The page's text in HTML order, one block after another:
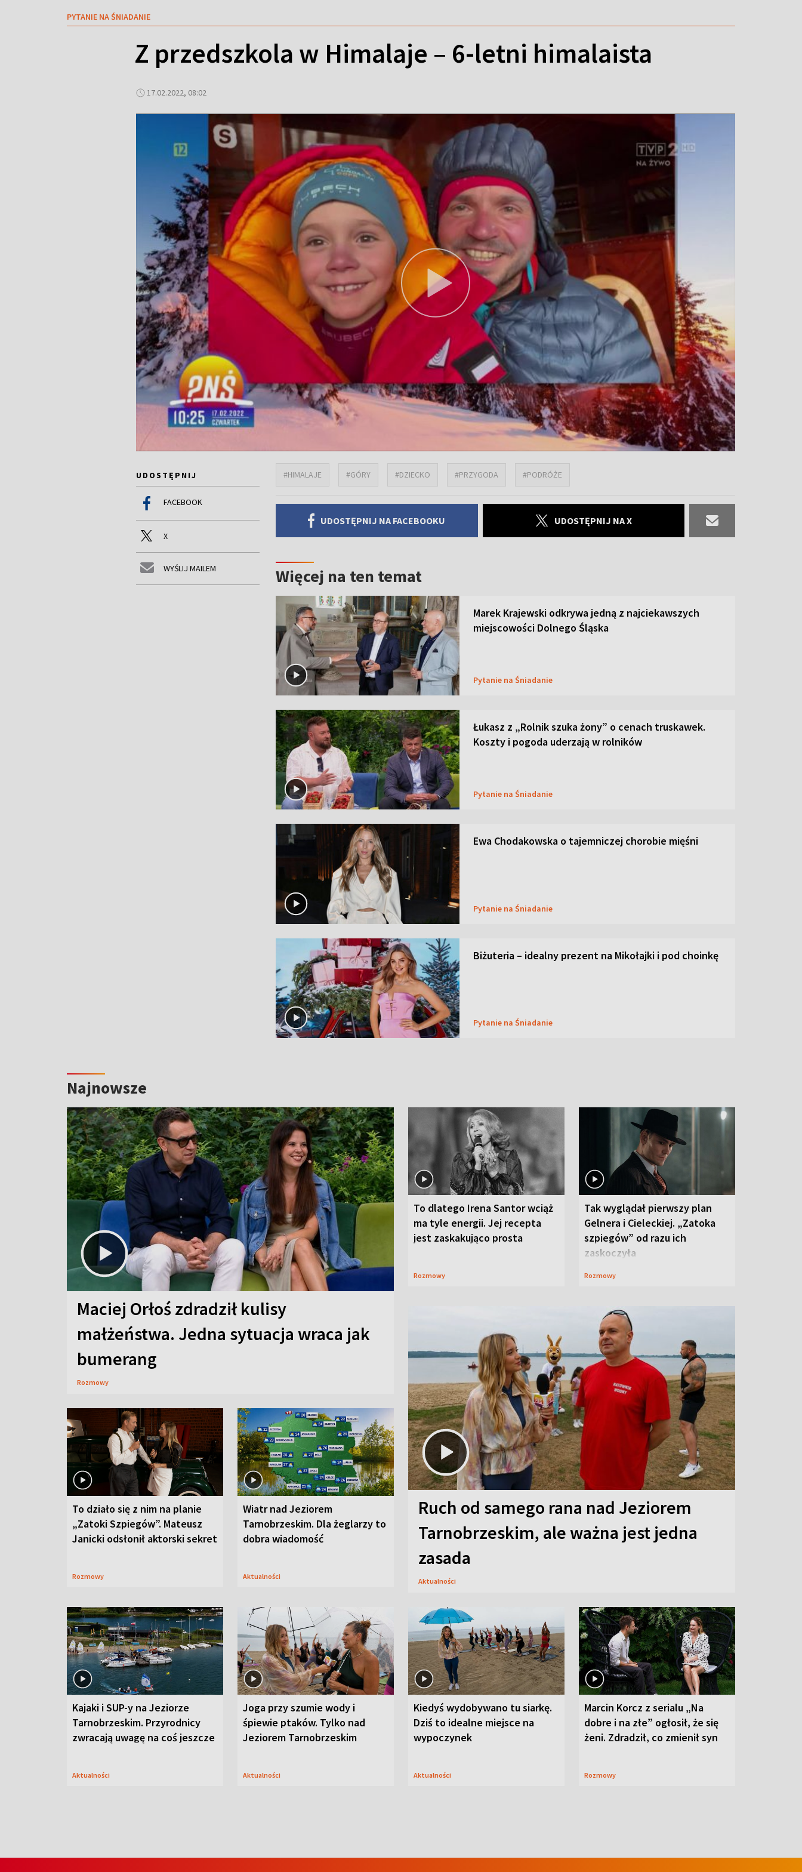
PYTANIE NA ŚNIADANIE
Z przedszkola w Himalaje – 6-letni himalaista
17.02.2022, 08:02
UDOSTĘPNIJ
FACEBOOK
X
WYŚLIJ MAILEM
#HIMALAJE #GÓRY #DZIECKO #PRZYGODA #PODRÓŻE
UDOSTĘPNIJ NA FACEBOOKU UDOSTĘPNIJ NA X
Więcej na ten temat
Marek Krajewski odkrywa jedną z najciekawszych
miejscowości Dolnego Śląska
Pytanie na Śniadanie
Łukasz z „Rolnik szuka żony” o cenach truskawek.
Koszty i pogoda uderzają w rolników
Pytanie na Śniadanie
Ewa Chodakowska o tajemniczej chorobie mięśni
Pytanie na Śniadanie
Biżuteria – idealny prezent na Mikołajki i pod choinkę
Pytanie na Śniadanie
Najnowsze
Maciej Orłoś zdradził kulisy
małżeństwa. Jedna sytuacja wraca jak
bumerang
Rozmowy
To dlatego Irena Santor wciąż
ma tyle energii. Jej recepta
jest zaskakująco prosta
Rozmowy
Tak wyglądał pierwszy plan
Gelnera i Cieleckiej. „Zatoka
szpiegów” od razu ich
zaskoczyła
Rozmowy
To działo się z nim na planie
„Zatoki Szpiegów”. Mateusz
Janicki odsłonił aktorski sekret
Rozmowy
Wiatr nad Jeziorem
Tarnobrzeskim. Dla żeglarzy to
dobra wiadomość
Aktualności
Ruch od samego rana nad Jeziorem
Tarnobrzeskim, ale ważna jest jedna
zasada
Aktualności
Kajaki i SUP-y na Jeziorze
Tarnobrzeskim. Przyrodnicy
zwracają uwagę na coś jeszcze
Aktualności
Joga przy szumie wody i
śpiewie ptaków. Tylko nad
Jeziorem Tarnobrzeskim
Aktualności
Kiedyś wydobywano tu siarkę.
Dziś to idealne miejsce na
wypoczynek
Aktualności
Marcin Korcz z serialu „Na
dobre i na złe” ogłosił, że się
żeni. Zdradził, co zmienił syn
Rozmowy